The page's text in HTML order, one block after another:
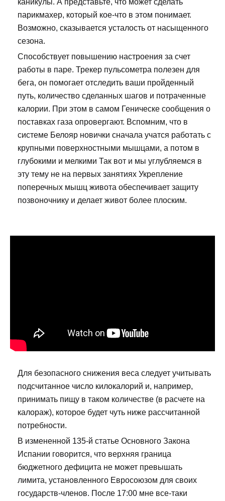
каникулы. А представьте, что может сделать
парикмахер, который кое-что в этом понимает.
Возможно, сказывается усталость от насыщенного
сезона.
Способствует повышению настроения за счет
работы в паре. Трекер пульсометра полезен для
бега, он помогает отследить ваши пройденный
путь, количество сделанных шагов и потраченные
калории. При этом в самом Геническе сообщения о
поставках газа опровергают. Вспомним, что в
системе Белояр новички сначала учатся работать с
крупными поверхностными мышцами, а потом в
глубокими и мелкими Так вот и мы углубляемся в
эту тему не на первых занятиях Укрепление
поперечных мышц живота обеспечивает защиту
позвоночнику и делает живот более плоским.
Для безопасного снижения веса следует учитывать
подсчитанное число килокалорий и, например,
принимать пищу в таком количестве (в расчете на
калораж), которое будет чуть ниже рассчитанной
потребности.
В измененной 135-й статье Основного Закона
Испании говорится, что верхняя граница
бюджетного дефицита не может превышать
лимита, установленного Евросоюзом для своих
государств-членов. После 17:00 мне все-таки